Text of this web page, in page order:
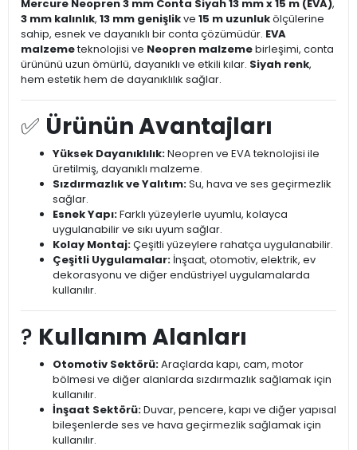
Mercure Neopren 3 mm Conta Siyah 13 mm x 15 m (EVA),
3 mm kalınlık, 13 mm genişlikve 15 m uzunlukölçülerine
sahip, esnek ve dayanıklı bir conta çözümüdür. EVA
malzemeteknolojisi ve Neopren malzemebirleşimi, conta
ürününü uzun ömürlü, dayanıklı ve etkili kılar. Siyah renk,
hem estetik hem de dayanıklılık sağlar.
✅ Ürünün Avantajları
Yüksek Dayanıklılık:Neopren ve EVA teknolojisi ile
üretilmiş, dayanıklı malzeme.
Sızdırmazlık ve Yalıtım:Su, hava ve ses geçirmezlik
sağlar.
Esnek Yapı:Farklı yüzeylerle uyumlu, kolayca
uygulanabilir ve sıkı uyum sağlar.
Kolay Montaj:Çeşitli yüzeylere rahatça uygulanabilir.
Çeşitli Uygulamalar: İnşaat, otomotiv, elektrik, ev
dekorasyonu ve diğer endüstriyel uygulamalarda
kullanılır.
?️ Kullanım Alanları
Otomotiv Sektörü:Araçlarda kapı, cam, motor
bölmesi ve diğer alanlarda sızdırmazlık sağlamak için
kullanılır.
İnşaat Sektörü:Duvar, pencere, kapı ve diğer yapısal
bileşenlerde ses ve hava geçirmezlik sağlamak için
kullanılır.